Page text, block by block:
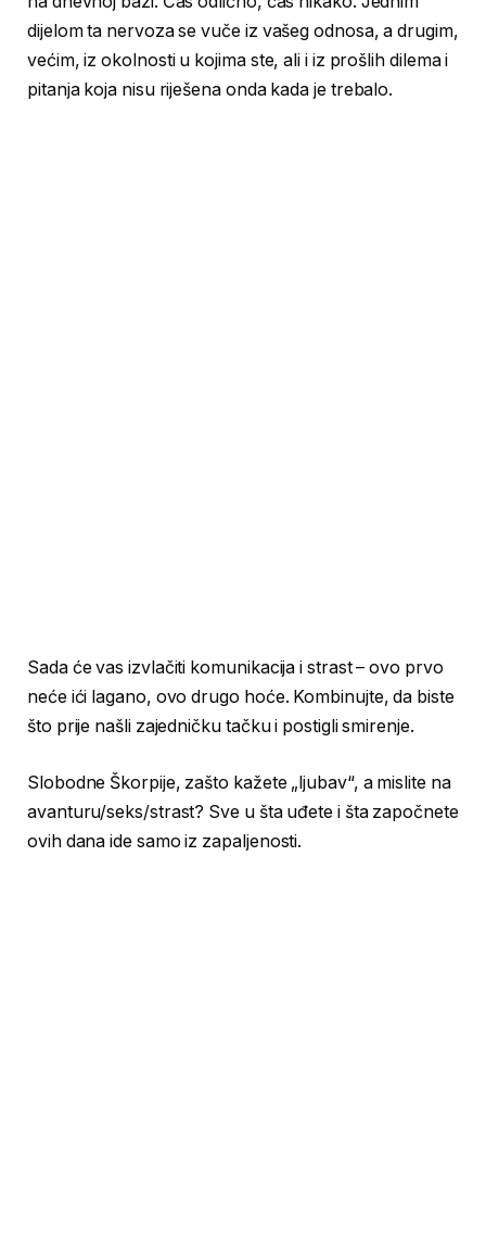
dijelom ta nervoza se vuče iz vašeg odnosa, a drugim,
većim, iz okolnosti u kojima ste, ali i iz prošlih dilema i
pitanja koja nisu riješena onda kada je trebalo.
Sada će vas izvlačiti komunikacija i strast – ovo prvo
neće ići lagano, ovo drugo hoće. Kombinujte, da biste
što prije našli zajedničku tačku i postigli smirenje.
Slobodne Škorpije, zašto kažete „ljubav“, a mislite na
avanturu/seks/strast? Sve u šta uđete i šta započnete
ovih dana ide samo iz zapaljenosti.